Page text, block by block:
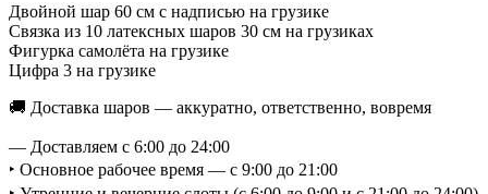
Двойной шар 60 см с надписью на грузике
Связка из 10 латексных шаров 30 см на грузиках
Фигурка самолёта на грузике
Цифра 3 на грузике
🚚 Доставка шаров — аккуратно, ответственно, вовремя
— Доставляем с 6:00 до 24:00
‣ Основное рабочее время — с 9:00 до 21:00